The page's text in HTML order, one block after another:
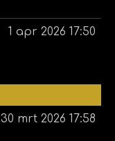
1 apr 2026 17:50
30 mrt 2026 17:58